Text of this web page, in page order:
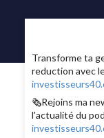
Transforme ta
reduction avec
🗞Rejoins ma
l'actualité du